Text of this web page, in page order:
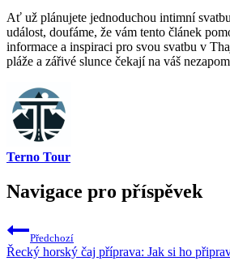
Ať už plánujete jednoduchou intimní
událost, doufáme, že vám tento článek
informace a inspiraci pro svou svatbu v
pláže a zářivé slunce čekají na váš
Terno Tour
Navigace pro příspěvek
Předchozí
Řecký horský čaj příprava: Jak si ho